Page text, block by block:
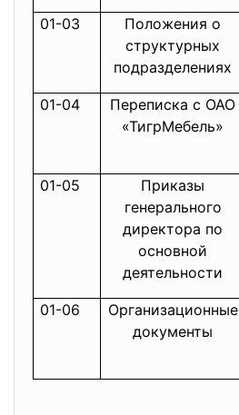
01-03
Положения о
структурных
подразделениях
01-04
Переписка с ОАО
«ТигрМебель»
01-05
Приказы
генерального
директора по
основной
деятельности
01-06
Организационные
документы